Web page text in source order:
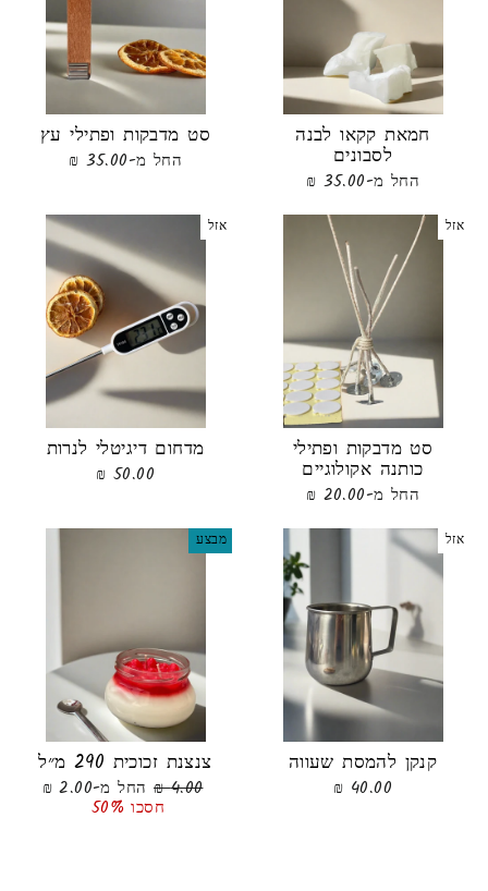
חמאת קקאו לבנה
לסבונים
החל מ-35.00 ₪
סט מדבקות ופתילי עץ
החל מ-35.00 ₪
אזל
סט מדבקות ופתילי
כותנה אקולוגיים
החל מ-20.00 ₪
אזל
מדחום דיגיטלי לנרות
50.00 ₪
אזל
קנקן להמסת שעווה
40.00 ₪
מבצע
צנצנת זכוכית 290 מ״ל
מחיר
4.00 ₪ מחיר
מבצע
החל מ-2.00 ₪
חסכו 50%